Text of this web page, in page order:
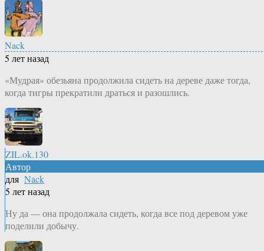
Nack
5 лет назад
«Мудрая» обезьяна продолжила сидеть на дереве даже тогда,
когда тигры прекратили драться и разошлись.
ZIL.ok.130
Автор
для Nack
5 лет назад
Ну да — она продолжала сидеть, когда все под деревом уже
поделили добычу.